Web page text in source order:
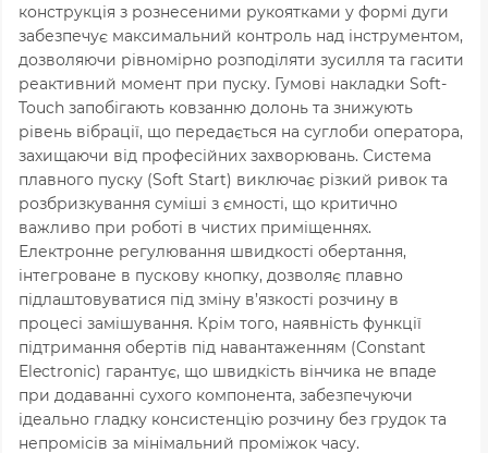
конструкція з рознесеними рукоятками у формі дуги
забезпечує максимальний контроль над інструментом,
дозволяючи рівномірно розподіляти зусилля та гасити
реактивний момент при пуску. Гумові накладки Soft-
Touch запобігають ковзанню долонь та знижують
рівень вібрації, що передається на суглоби оператора,
захищаючи від професійних захворювань. Система
плавного пуску (Soft Start) виключає різкий ривок та
розбризкування суміші з ємності, що критично
важливо при роботі в чистих приміщеннях.
Електронне регулювання швидкості обертання,
інтегроване в пускову кнопку, дозволяє плавно
підлаштовуватися під зміну в’язкості розчину в
процесі замішування. Крім того, наявність функції
підтримання обертів під навантаженням (Constant
Electronic) гарантує, що швидкість вінчика не впаде
при додаванні сухого компонента, забезпечуючи
ідеально гладку консистенцію розчину без грудок та
непромісів за мінімальний проміжок часу.